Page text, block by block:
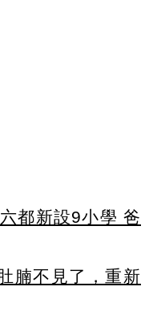
都新設9小學 爸
腩不見了，重新